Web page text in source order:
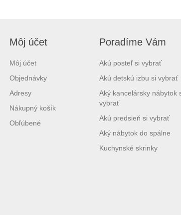
Môj účet
Môj účet
Objednávky
Adresy
Nákupný košík
Obľúbené
Poradíme Vám
Akú posteľ si vybrať
Akú detskú izbu si vybrať
Aký kancelársky nábytok
vybrať
Akú predsieň si vybrať
Aký nábytok do spálne
Kuchynské skrinky